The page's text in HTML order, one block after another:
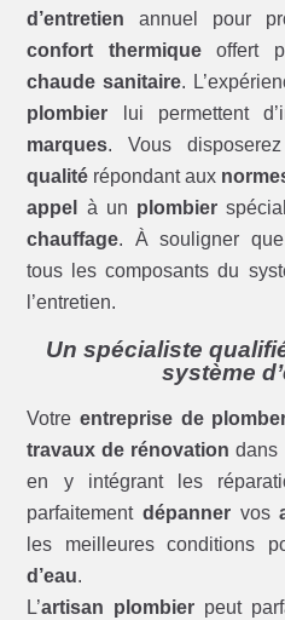
d’entretien annuel pour
confort thermiqueoffert
chaude sanitaire.
plombier lui permettent
marques. Vous
qualité répondant aux
appel
à un plombier
chauffage. À souligner
tous les composants du
l’entretien.
Un spécialiste
système
Votreentreprise de
travaux de rénovation dans
en y intégrant les
parfaitementdépanner vos
les meilleures conditions
d’eau.
L’artisan plombier peut